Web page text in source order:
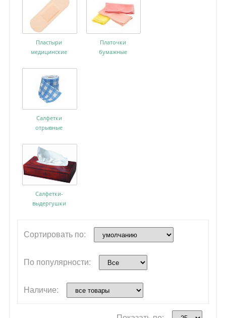
Пластыри
медицинские
Платочки
бумажные
Салфетки
отрывные
Салфетки-
выдергушки
Сортировать по:
По популярности:
Наличие: